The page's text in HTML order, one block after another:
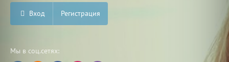
Вход Регистрация
Мы в соц.сетях: